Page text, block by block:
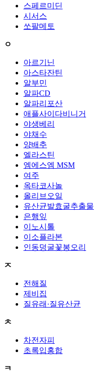
스페르미딘
시서스
쏘팔메토
ㅇ
아르기닌
아스타잔틴
알부민
알파CD
알파리포산
애플사이다비니거
야생베리
야채수
양배추
엘라스틴
엠에스엠 MSM
여주
옥타코사놀
올리브오일
유산균발효굴추출물
은행잎
이노시톨
이소플라본
인동덩굴꽃봉오리
ㅈ
전해질
제비집
질유래·질유산균
ㅊ
차전자피
초록입홍합
ㅋ